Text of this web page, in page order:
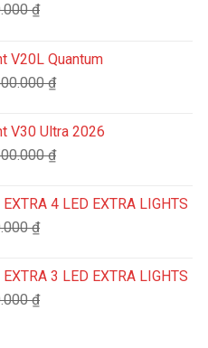
₫
V20L Quantum
₫
V30 Ultra 2026
₫
4 LED EXTRA LIGHTS
₫
3 LED EXTRA LIGHTS
₫